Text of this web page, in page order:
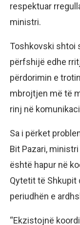
respektuar
ministri.
Toshkovski shtoi
përfshijë edhe
përdorimin e
mbrojtjen më të
rinj në
Sa i përket
Bit Pazari,
është hapur në
Qytetit të Shkupit
periudhën e
“Ekzistojnë